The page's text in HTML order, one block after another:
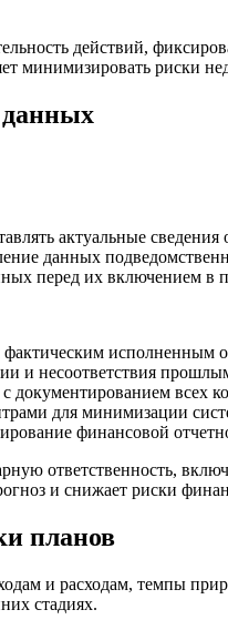
действий,
минимизировать
данных
актуальные сведения
данных
перед их включением в
фактическим исполненным
и несоответствия
документированием всех
для минимизации
финансовой
ответственность,
и снижает риски
планов
и расходам, темпы
стадиях.